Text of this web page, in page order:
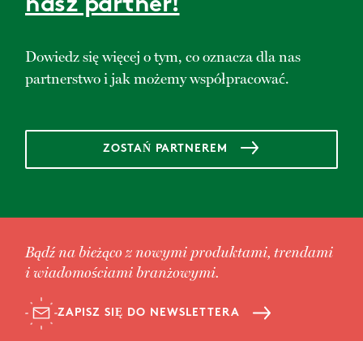
Dowiedz się więcej o tym, co oznacza dla nas
partnerstwo i jak możemy współpracować.
ZOSTAŃ PARTNEREM
Bądź na bieżąco z nowymi produktami, trendami
i wiadomościami branżowymi.
ZAPISZ SIĘ DO NEWSLETTERA